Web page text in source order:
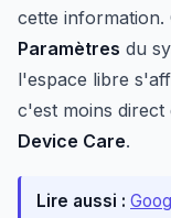
cette
Paramètres du
l'espace libre
c'est moins direct
Device Care.
Lire aussi :